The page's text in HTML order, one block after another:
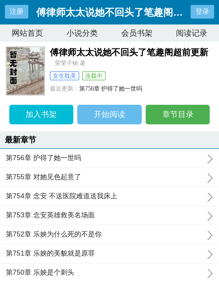
注册 傅律师太太说她不回头了笔趣阁超前更新
登录
网站首页 小说分类 会员书架 阅读记录
傅律师太太说她不回头了笔趣阁超前更新
荣荣子铱 著
女生耽美
连载中
最近更新：第756章 护得了她一世吗
加入书架 开始阅读 章节目录
最新章节
第756章 护得了她一世吗
第755章 对她见色起意了
第754章 念安 不送医院难道送我床上
第753章 念安英雄救美名场面
第752章 乐姎为什么死的不是你
第751章 乐姎的美貌就是原罪
第750章 乐姎是个刺头